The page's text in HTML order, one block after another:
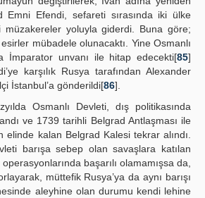
Emni Efendi, sefareti sırasında iki ülke
müzakereler yoluyla giderdi. Buna göre;
mübadele olunacaktı. Yine Osmanlı
İmparator unvanı ile hitap edecekti[85]
karşılık Rusya tarafından Alexander
İstanbul’a gönderildi[86].
Osmanlı Devleti, dış politikasında
ve 1739 tarihli Belgrad Antlaşması ile
elinde kalan Belgrad Kalesi tekrar alındı.
barışa sebep olan savaşlara katılan
başarılı olamamışsa da,
müttefik Rusya’ya da aynı barışı
aleyhine olan durumu kendi lehine